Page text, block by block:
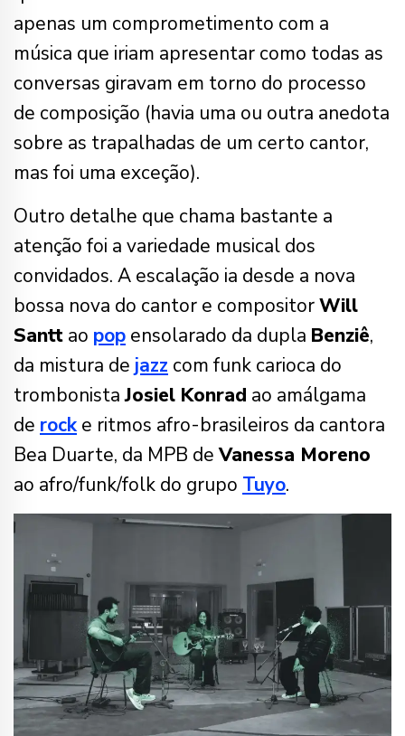
apenas um comprometimento com a
música que iriam apresentar como todas as
conversas giravam em torno do processo
de composição (havia uma ou outra anedota
sobre as trapalhadas de um certo cantor,
mas foi uma exceção).
Outro detalhe que chama bastante a
atenção foi a variedade musical dos
convidados. A escalação ia desde a nova
bossa nova do cantor e compositorWill
Santt ao pop ensolarado da dupla Benziê,
da mistura de jazz com funk carioca do
trombonistaJosiel Konrad ao amálgama
de rocke ritmos afro-brasileiros da cantora
Bea Duarte, da MPB deVanessa Moreno
ao afro/funk/folk do grupo Tuyo.